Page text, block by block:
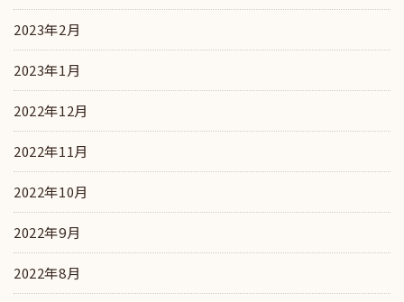
2023年2月
2023年1月
2022年12月
2022年11月
2022年10月
2022年9月
2022年8月